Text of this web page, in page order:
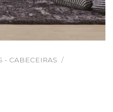
- CABECEIRAS /